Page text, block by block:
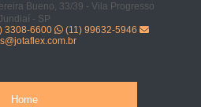
Bueno, 33/39 - Vila Progresso
Jundiaí - SP
3308-6600
(11) 99632-5946
Home